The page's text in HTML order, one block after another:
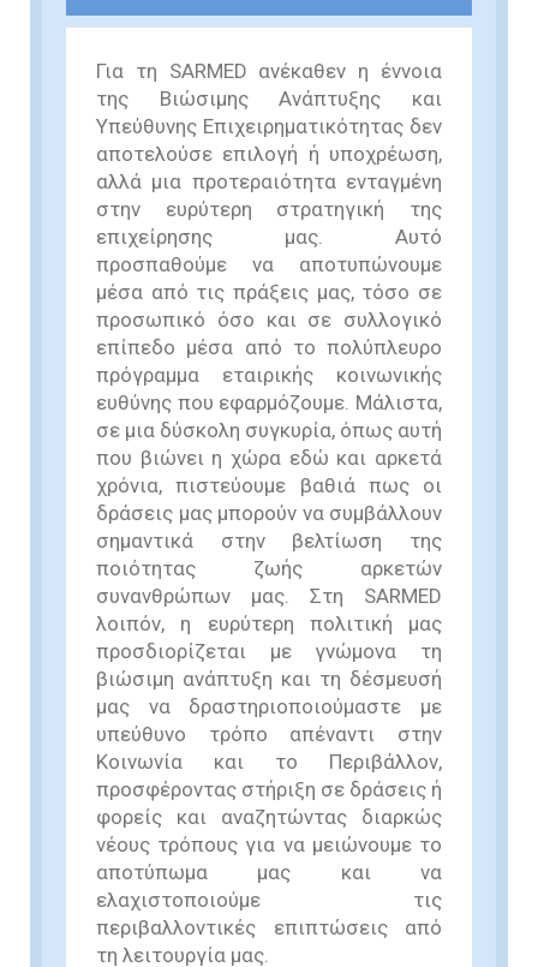
Για τη SARMED ανέκαθεν η έννοια
της Βιώσιμης Ανάπτυξης και
Υπεύθυνης Επιχειρηματικότητας δεν
αποτελούσε επιλογή ή υποχρέωση,
αλλά μια προτεραιότητα ενταγμένη
στην ευρύτερη στρατηγική της
επιχείρησης μας. Αυτό
προσπαθούμε να αποτυπώνουμε
μέσα από τις πράξεις μας, τόσο σε
προσωπικό όσο και σε συλλογικό
επίπεδο μέσα από το πολύπλευρο
πρόγραμμα εταιρικής κοινωνικής
ευθύνης που εφαρμόζουμε. Μάλιστα,
σε μια δύσκολη συγκυρία, όπως αυτή
που βιώνει η χώρα εδώ και αρκετά
χρόνια, πιστεύουμε βαθιά πως οι
δράσεις μας μπορούν να συμβάλλουν
σημαντικά στην βελτίωση της
ποιότητας ζωής αρκετών
συνανθρώπων μας. Στη SARMED
λοιπόν, η ευρύτερη πολιτική μας
προσδιορίζεται με γνώμονα τη
βιώσιμη ανάπτυξη και τη δέσμευσή
μας να δραστηριοποιούμαστε με
υπεύθυνο τρόπο απέναντι στην
Κοινωνία και το Περιβάλλον,
προσφέροντας στήριξη σε δράσεις ή
φορείς και αναζητώντας διαρκώς
νέους τρόπους για να μειώνουμε το
αποτύπωμα μας και να
ελαχιστοποιούμε τις
περιβαλλοντικές επιπτώσεις από
τη λειτουργία μας.